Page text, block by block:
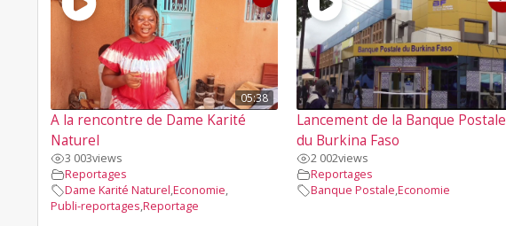
05:38
A la rencontre de Dame Karité
Naturel
3 003views
Reportages
Dame Karité Naturel,Economie,
Publi-reportages,Reportage
Lancement de la Banque Postale
du Burkina Faso
2 002views
Reportages
Banque Postale,Economie